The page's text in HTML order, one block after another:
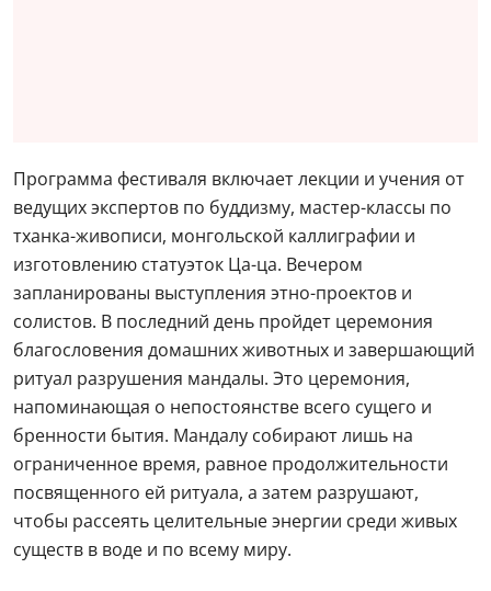
Программа фестиваля включает лекции и учения от
ведущих экспертов по буддизму, мастер-классы по
тханка-живописи, монгольской каллиграфии и
изготовлению статуэток Ца-ца. Вечером
запланированы выступления этно-проектов и
солистов. В последний день пройдет церемония
благословения домашних животных и завершающий
ритуал разрушения мандалы. Это церемония,
напоминающая о непостоянстве всего сущего и
бренности бытия. Мандалу собирают лишь на
ограниченное время, равное продолжительности
посвященного ей ритуала, а затем разрушают,
чтобы рассеять целительные энергии среди живых
существ в воде и по всему миру.